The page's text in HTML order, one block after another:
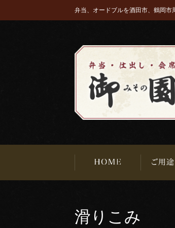
弁当、オードブルを酒田市、鶴岡市
滑りこみ